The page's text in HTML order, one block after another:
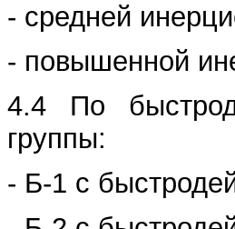
- средней
- повышенной
4.4 По
группы:
- Б-1 с